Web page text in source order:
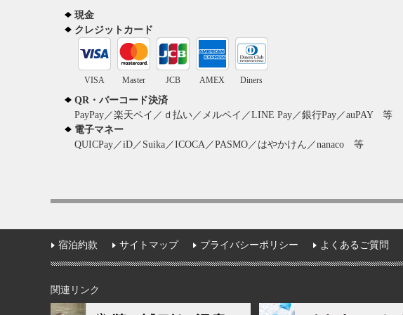
現金
クレジットカード
VISA Master JCB AMEX Diners
QR・バーコード決済
PayPay／楽天ペイ／ｄ払い／メルペイ／LINE Pay／銀行Pay／auPAY 等
電子マネー
QUICPay／iD／Suika／ICOCA／PASMO／はやかけん／nanaco 等
宿泊約款 サイトマップ プライバシーポリシー よくあるご質問
関連リンク